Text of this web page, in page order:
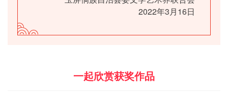
2022年3月16日
一起欣赏获奖作品